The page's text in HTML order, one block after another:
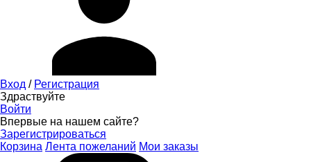
Вход / Регистрация
Здраствуйте
Войти
Впервые на нашем сайте?
Зарегистрироваться
Корзина Лента пожеланий Мои заказы